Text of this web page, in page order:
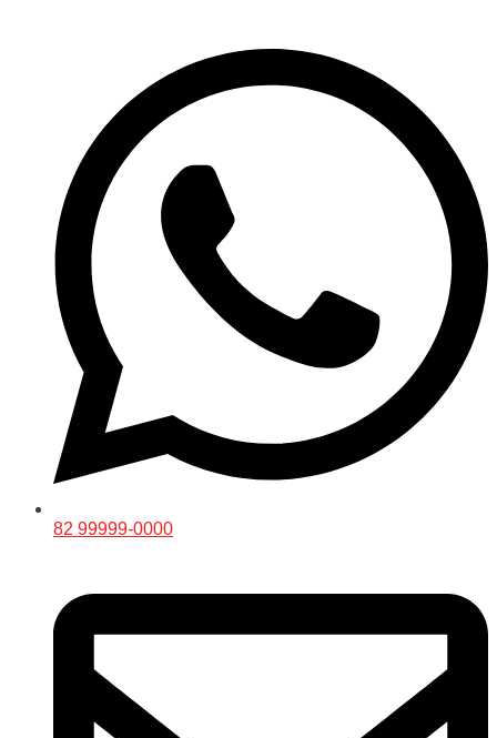
82 99999-0000